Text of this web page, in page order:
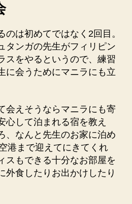
のは初めてではなく2回目。
タンガの先生がフィリピン
スをやるというので、練習
に会うためにマニラにも立
会えそうならマニラにも寄
心して泊まれる宿を教え
、なんと先生のお家に泊め
港まで迎えてにきてくれ
スもできる十分なお部屋を
外食したりお出かけしたり